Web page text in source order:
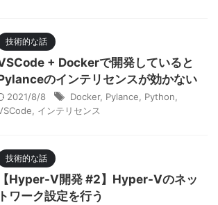
技術的な話
+ Dockerで開発していると
のインテリセンスが効かない
2021/8/8 Docker, Pylance Python
インテリセンス
技術的な話
【Hyper-V開発 #2】Hyper-Vのネッ
トワーク設定を行う